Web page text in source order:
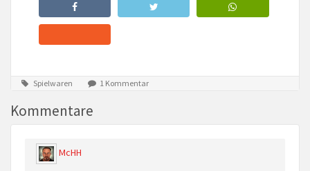
Spielwaren 1 Kommentar
Kommentare
McHH